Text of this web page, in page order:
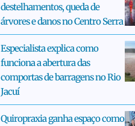
destelhamentos, queda de
árvores e danos no Centro Serra
Especialista explica como
funciona a abertura das
comportas de barragens no Rio
Jacuí
Quiropraxia ganha espaço como